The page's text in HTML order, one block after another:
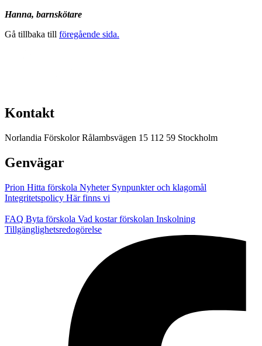
Hanna, barnskötare
Gå tillbaka till föregående sida.
Kontakt
Norlandia Förskolor Rålambsvägen 15 112 59 Stockholm
Genvägar
Prion Hitta förskola Nyheter Synpunkter och klagomål
Integritetspolicy Här finns vi
FAQ Byta förskola Vad kostar förskolan Inskolning
Tillgänglighetsredogörelse